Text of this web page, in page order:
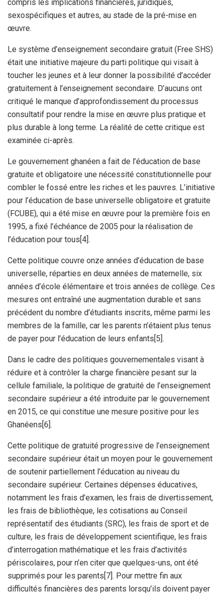
compris les implications financières, juridiques,
sexospécifiques et autres, au stade de la pré-mise en
œuvre.
Le système d’enseignement secondaire gratuit (Free SHS)
était une initiative majeure du parti politique qui visait à
toucher les jeunes et à leur donner la possibilité d’accéder
gratuitement à l’enseignement secondaire. D’aucuns ont
critiqué le manque d’approfondissement du processus
consultatif pour rendre la mise en œuvre plus pratique et
plus durable à long terme. La réalité de cette critique est
examinée ci-après.
Le gouvernement ghanéen a fait de l’éducation de base
gratuite et obligatoire une nécessité constitutionnelle pour
combler le fossé entre les riches et les pauvres. L’initiative
pour l’éducation de base universelle obligatoire et gratuite
(FCUBE), qui a été mise en œuvre pour la première fois en
1995, a fixé l’échéance de 2005 pour la réalisation de
l’éducation pour tous[4].
Cette politique couvre onze années d’éducation de base
universelle, réparties en deux années de maternelle, six
années d’école élémentaire et trois années de collège. Ces
mesures ont entraîné une augmentation durable et sans
précédent du nombre d’étudiants inscrits, même parmi les
membres de la famille, car les parents n’étaient plus tenus
de payer pour l’éducation de leurs enfants[5].
Dans le cadre des politiques gouvernementales visant à
réduire et à contrôler la charge financière pesant sur la
cellule familiale, la politique de gratuité de l’enseignement
secondaire supérieur a été introduite par le gouvernement
en 2015, ce qui constitue une mesure positive pour les
Ghanéens[6].
Cette politique de gratuité progressive de l’enseignement
secondaire supérieur était un moyen pour le gouvernement
de soutenir partiellement l’éducation au niveau du
secondaire supérieur. Certaines dépenses éducatives,
notamment les frais d’examen, les frais de divertissement,
les frais de bibliothèque, les cotisations au Conseil
représentatif des étudiants (SRC), les frais de sport et de
culture, les frais de développement scientifique, les frais
d’interrogation mathématique et les frais d’activités
périscolaires, pour n’en citer que quelques-uns, ont été
supprimés pour les parents[7]. Pour mettre fin aux
difficultés financières des parents lorsqu’ils doivent payer